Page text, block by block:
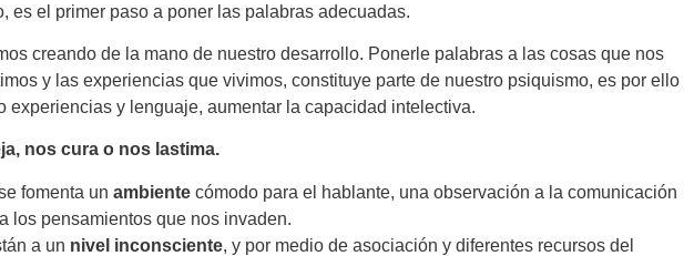
es el primer paso a poner las palabras adecuadas.
creando de la mano de nuestro desarrollo. Ponerle palabras a las cosas que nos
y las experiencias que vivimos, constituye parte de nuestro psiquismo, es por ello
experiencias y lenguaje, aumentar la capacidad intelectiva.
nos cura o nos lastima.
fomenta un ambiente cómodo para el hablante, una observación a la comunicación
los pensamientos que nos invaden.
a un nivel inconsciente, y por medio de asociación y diferentes recursos del